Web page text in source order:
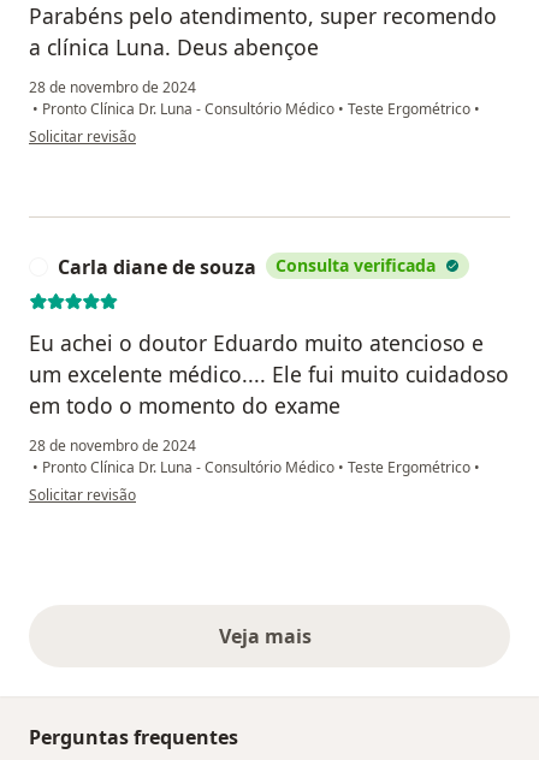
Parabéns pelo atendimento, super recomendo
a clínica Luna. Deus abençoe
28 de novembro de 2024
• Pronto Clínica Dr. Luna - Consultório Médico • Teste Ergométrico •
na opinião do utilizador Áurea Carvalho Franco
Solicitar revisão
Carla diane de souza Consulta verificada
Eu achei o doutor Eduardo muito atencioso e
um excelente médico.... Ele fui muito cuidadoso
em todo o momento do exame
28 de novembro de 2024
• Pronto Clínica Dr. Luna - Consultório Médico • Teste Ergométrico •
na opinião do utilizador Carla diane de souza
Solicitar revisão
Veja maisopiniões acima
Perguntas frequentes